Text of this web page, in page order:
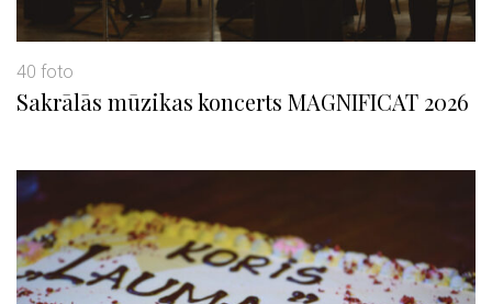
40 foto
Sakrālās mūzikas koncerts MAGNIFICAT 2026